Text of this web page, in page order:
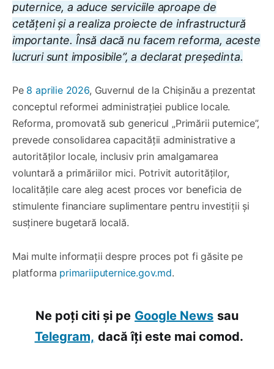
puternice, a aduce serviciile aproape de
cetățeni și a realiza proiecte de infrastructură
importante. Însă dacă nu facem reforma, aceste
lucruri sunt imposibile”, a declarat președinta.
Pe8 aprilie 2026, Guvernul de la Chișinău a prezentat
conceptul reformei administrației publice locale.
Reforma, promovată sub genericul „Primării puternice”,
prevede consolidarea capacității administrative a
autorităților locale, inclusiv prin amalgamarea
voluntară a primăriilor mici. Potrivit autorităților,
localitățile care aleg acest proces vor beneficia de
stimulente financiare suplimentare pentru investiții și
susținere bugetară locală.
Mai multe informații despre proces pot fi găsite pe
platforma primariiputernice.gov.md.
Ne poți citi și pe Google News sau
Telegram, dacă îți este mai comod.